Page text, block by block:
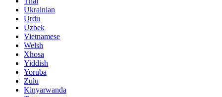
Ukrainian
Urdu
Uzbek
Vietnamese
Welsh
Xhosa
Yiddish
Yoruba
Zulu
Kinyarwanda